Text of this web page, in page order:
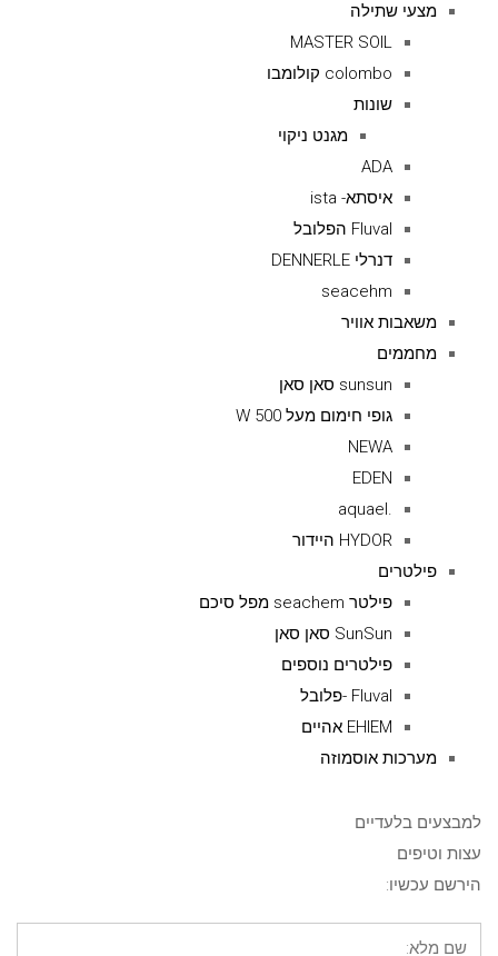
מצעי שתילה
MASTER SOIL
colombo קולומבו
שונות
מגנט ניקוי
ADA
איסתא- ista
Fluval הפלובל
דנרלי DENNERLE
seacehm
משאבות אוויר
מחממים
sunsun סאן סאן
גופי חימום מעל 500 W
NEWA
EDEN
.aquael
HYDOR היידור
פילטרים
פילטר seachem מפל סיכם
SunSun סאן סאן
פילטרים נוספים
Fluval -פלובל
EHIEM אהיים
מערכות אוסמוזה
למבצעים בלעדיים
עצות וטיפים
הירשם עכשיו: